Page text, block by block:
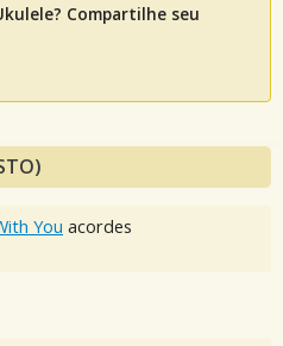
Compartilhe seu
You acordes